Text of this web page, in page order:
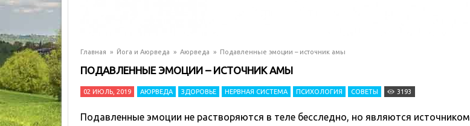
Главная » Йога и Аюрведа » Аюрведа » Подавленные эмоции – источник амы
ПОДАВЛЕННЫЕ ЭМОЦИИ – ИСТОЧНИК АМЫ
02 ИЮЛЬ, 2019 АЮРВЕДА ЗДОРОВЬЕ НЕРВНАЯ СИСТЕМА ПСИХОЛОГИЯ СОВЕТЫ 3193
Подавленные эмоции не растворяются в теле бесследно, но являются источником